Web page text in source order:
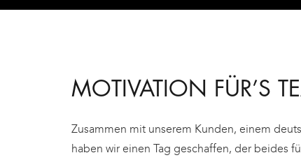
MOTIVATION FÜR’S
Zusammen mit unserem Kunden, einem
haben wir einen Tag geschaffen, der beides